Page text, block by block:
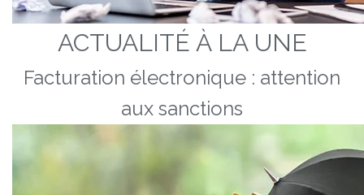
ACTUALITÉ À LA UNE
Facturation électronique : attention
aux sanctions